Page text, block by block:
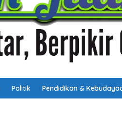
Politik Pendidikan &